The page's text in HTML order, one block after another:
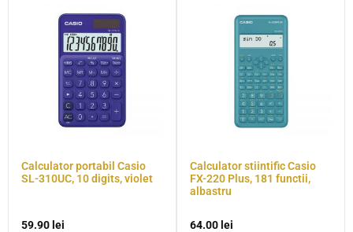
Calculator portabil Casio
SL-310UC, 10 digits, violet
59.90 lei
Calculator stiintific Casio
FX-220 Plus, 181 functii,
albastru
64.00 lei